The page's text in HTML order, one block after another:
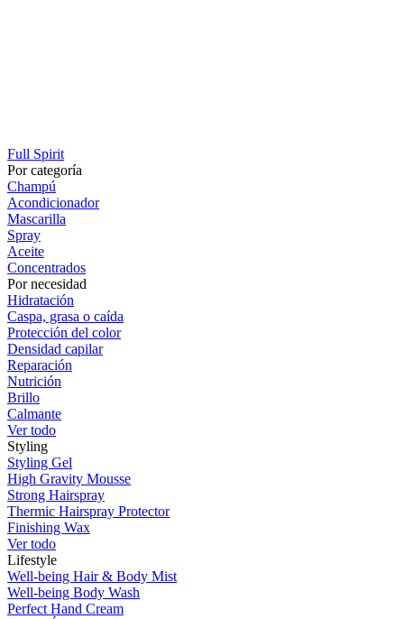
Full Spirit
Por categoría
Champú
Acondicionador
Mascarilla
Spray
Aceite
Concentrados
Por necesidad
Hidratación
Caspa, grasa o caída
Protección del color
Densidad capilar
Reparación
Nutrición
Brillo
Calmante
Ver todo
Styling
Styling Gel
High Gravity Mousse
Strong Hairspray
Thermic Hairspray Protector
Finishing Wax
Ver todo
Lifestyle
Well-being Hair & Body Mist
Well-being Body Wash
Perfect Hand Cream